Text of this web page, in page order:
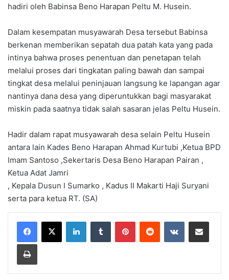
hadiri oleh Babinsa Beno Harapan Peltu M. Husein.
Dalam kesempatan musyawarah Desa tersebut Babinsa
berkenan memberikan sepatah dua patah kata yang pada
intinya bahwa proses penentuan dan penetapan telah
melalui proses dari tingkatan paling bawah dan sampai
tingkat desa melalui peninjauan langsung ke lapangan agar
nantinya dana desa yang diperuntukkan bagi masyarakat
miskin pada saatnya tidak salah sasaran jelas Peltu Husein.
Hadir dalam rapat musyawarah desa selain Peltu Husein
antara lain Kades Beno Harapan Ahmad Kurtubi ,Ketua BPD
Imam Santoso ,Sekertaris Desa Beno Harapan Pairan ,
Ketua Adat Jamri
, Kepala Dusun I Sumarko , Kadus II Makarti Haji Suryani
serta para ketua RT. (SA)